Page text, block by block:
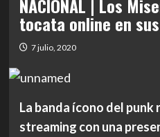
NACIONAL | Los
tocata online en
7 julio, 2020
La banda ícono del punk
streaming con una